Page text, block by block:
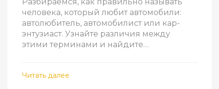
человека, который любит автомобили:
автолюбитель, автомобилист или кар-
энтузиаст. Узнайте различия между
этими терминами и найдите
Читать далее